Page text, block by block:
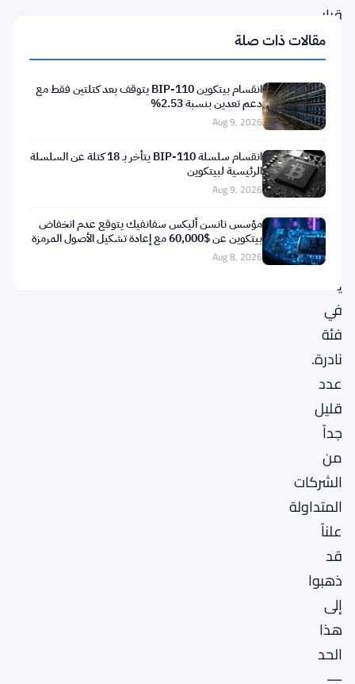
قرار
صانع
الصواريخ
بوضع
جزء
كبير
من
خزائنه
العملات
الرقمية
يضعه
في
فئة
نادرة.
عدد
قليل
جداً
من
الشركات
المتداولة
علناً
قد
ذهبوا
إلى
هذا
الحد
—
مقالات ذات صلة
انقسام بيتكوين BIP-110 يتوقف بعد كتلتين فقط مع
دعم تعدين بنسبة 2.53%
Aug 9, 2026
انقسام سلسلة BIP-110 يتأخر بـ 18 كتلة عن السلسلة
الرئيسية لبيتكوين
Aug 9, 2026
مؤسس نانسن أليكس سفانفيك يتوقع عدم انخفاض
بيتكوين عن $60,000 مع إعادة تشكيل الأصول المرمزة
للبلوكتشين
Aug 8, 2026